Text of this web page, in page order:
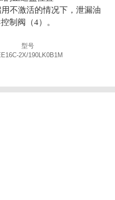
不激活的情况下，泄漏油
制阀（4）。
型号
2X/190LK0B1M